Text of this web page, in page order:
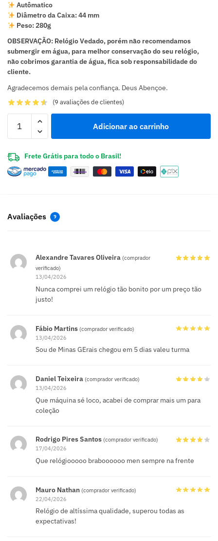
Autômatico
Diâmetro da Caixa:44 mm
Peso: 280g
OBSERVAÇÃO: Relógio Vedado, porém não recomendamos
submergir em água, para melhor conservação do seu relógio,
não cobrimos garantia de água, fica sob responsabilidade do
cliente.
Agradecemos demais pela confiança. Deus Abençoe.
(9 avaliações de clientes)
Adicionar ao carrinho
Frete Grátis para todo o Brasil!
Avaliações 9
Alexandre Tavares Oliveira (comprador
verificado)
13/04/2026
Nunca comprei um relógio tão bonito por um preço tão
justo!
Fábio Martins (comprador verificado)
13/04/2026
Sou de Minas GErais chegou em 5 dias valeu turma
Daniel Teixeira (comprador verificado)
13/04/2026
Que máquina sé loco, acabei de comprar mais um para
coleção
Rodrigo Pires Santos (comprador verificado)
17/04/2026
Que relógiooooo braboooooo men sempre na frente
Mauro Nathan (comprador verificado)
22/04/2026
Relógio de altíssima qualidade, superou todas as
expectativas!